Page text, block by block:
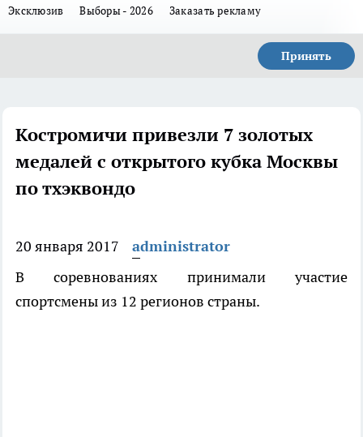
Эксклюзив Выборы - 2026 Заказать рекламу
Принять
Костромичи привезли 7 золотых
медалей с открытого кубка Москвы
по тхэквондо
20 января 2017
administrator
В соревнованиях принимали участие
спортсмены из 12 регионов страны.